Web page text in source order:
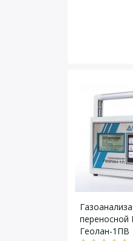
переносной
Геолан-1ПВ